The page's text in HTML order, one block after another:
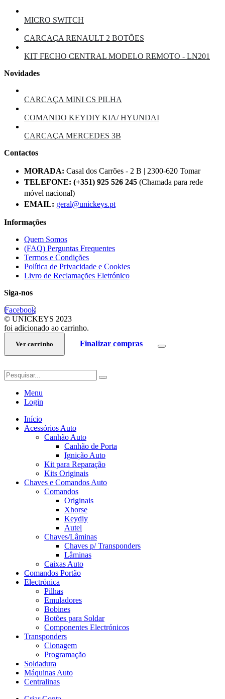
MICRO SWITCH
CARCAÇA RENAULT 2 BOTÕES
KIT FECHO CENTRAL MODELO REMOTO - LN201
Novidades
CARCAÇA MINI CS PILHA
COMANDO KEYDIY KIA/ HYUNDAI
CARCAÇA MERCEDES 3B
Contactos
MORADA: Casal dos Carrões - 2 B | 2300-620 Tomar
TELEFONE: (+351) 925 526 245 (Chamada para rede
móvel nacional)
EMAIL: geral@unickeys.pt
Informações
Quem Somos
(FAQ) Perguntas Frequentes
Termos e Condições
Política de Privacidade e Cookies
Livro de Reclamações Eletrónico
Siga-nos
Facebook
© UNICKEYS 2023
foi adicionado ao carrinho.
Ver carrinho Finalizar compras
Menu
Login
Início
Acessórios Auto
Canhão Auto
Canhão de Porta
Ignição Auto
Kit para Reparação
Kits Originais
Chaves e Comandos Auto
Comandos
Originais
Xhorse
Keydiy
Autel
Chaves/Lâminas
Chaves p/ Transponders
Lâminas
Caixas Auto
Comandos Portão
Electrónica
Pilhas
Emuladores
Bobines
Botões para Soldar
Componentes Electrónicos
Transponders
Clonagem
Programação
Soldadura
Máquinas Auto
Centralinas